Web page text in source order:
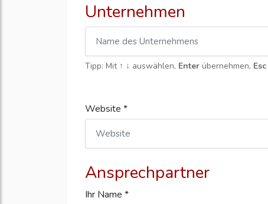
Unternehmen
Tipp: Mit ↑ ↓ auswählen, Enter übernehmen, Esc
Website *
Ansprechpartner
Ihr Name *